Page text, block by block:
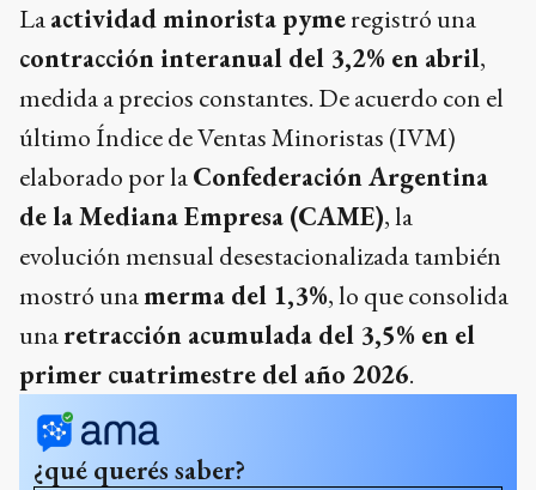
Laactividad minorista pymeregistró una
contracción interanual del 3,2% en abril,
medida a precios constantes. De acuerdo con el
último Índice de Ventas Minoristas (IVM)
elaborado por laConfederación Argentina
de la Mediana Empresa (CAME), la
evolución mensual desestacionalizada también
mostró unamerma del 1,3%, lo que consolida
unaretracción acumulada del 3,5% en el
primer cuatrimestre del año 2026.
¿qué querés saber?